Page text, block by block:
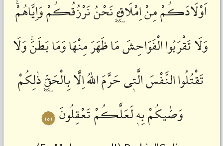
اَوْلَادَكُمْمِنْاِمْلَاقٍۜنَحْنُنَرْزُقُكُمْوَاِيَّاهُمْۚ
وَلَاتَقْرَبُواالْفَوَاحِشَمَاظَهَرَمِنْهَاوَمَابَطَنَۚوَلَا
تَقْتُلُواالنَّفْسَالَّتٖىحَرَّمَاللّٰهُاِلَّابِالْحَقِّۜذٰلِكُمْ
وَصّٰيكُمْبِهٖلَعَلَّكُمْتَعْقِلُونَ ١٥١